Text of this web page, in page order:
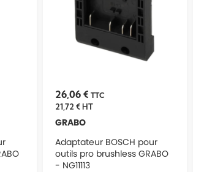
26,06 € TTC
21,72 €HT
GRABO
Adaptateur BOSCH pour
outils pro brushless GRABO
- NG11113